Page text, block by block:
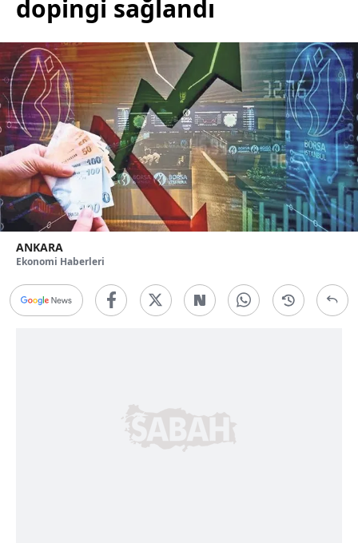
dopingi sağlandı
ANKARA
Ekonomi Haberleri